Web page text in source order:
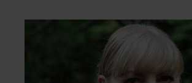
ze samen onder de mensen zijn.